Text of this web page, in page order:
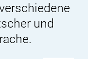
und